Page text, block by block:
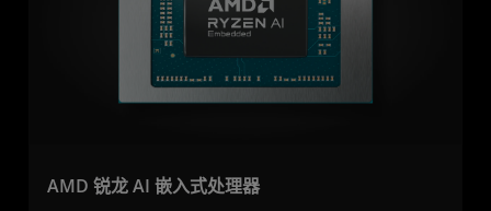
AMD 锐龙 AI 嵌入式处理器